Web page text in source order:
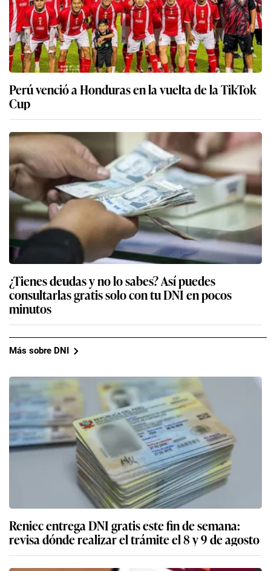
Perú venció a Honduras en la vuelta de la TikTok
Cup
¿Tienes deudas y no lo sabes? Así puedes
consultarlas gratis solo con tu DNI en pocos
minutos
Más sobre DNI
Reniec entrega DNI gratis este fin de semana:
revisa dónde realizar el trámite el 8 y 9 de agosto